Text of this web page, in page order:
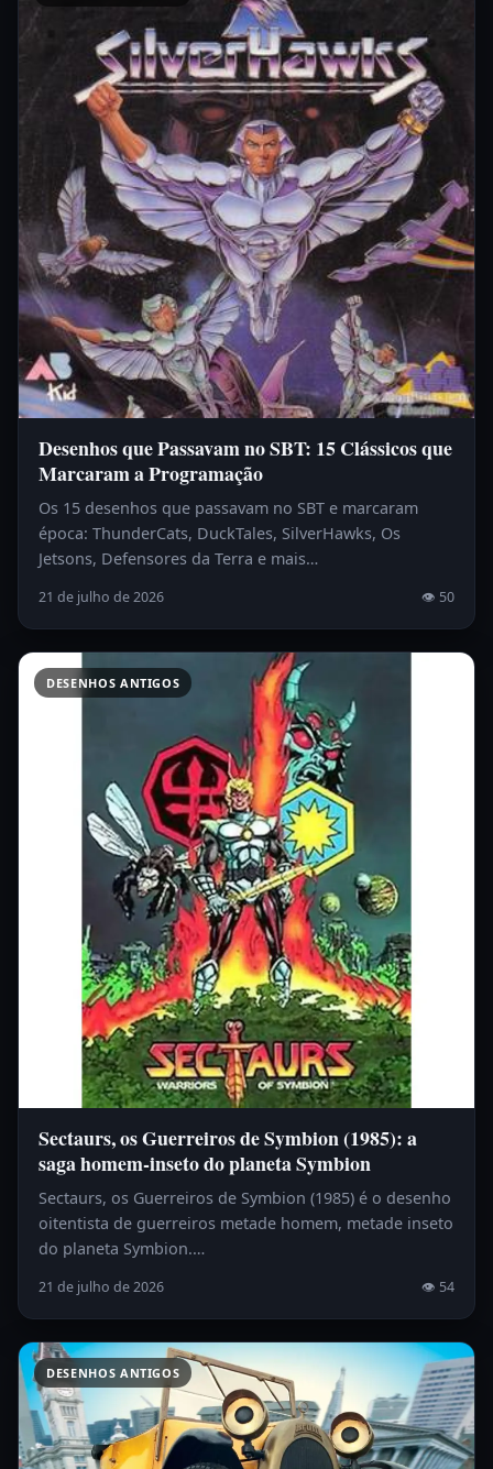
Desenhos que Passavam no SBT: 15 Clássicos que
Marcaram a Programação
Os 15 desenhos que passavam no SBT e marcaram
época: ThunderCats, DuckTales, SilverHawks, Os
Jetsons, Defensores da Terra e mais…
21 de julho de 2026 👁 50
DESENHOS ANTIGOS
Sectaurs, os Guerreiros de Symbion (1985): a
saga homem-inseto do planeta Symbion
Sectaurs, os Guerreiros de Symbion (1985) é o desenho
oitentista de guerreiros metade homem, metade inseto
do planeta Symbion.…
21 de julho de 2026 👁 54
DESENHOS ANTIGOS